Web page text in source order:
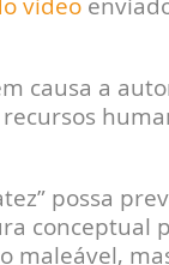
causa a
possa
conceptual
maleável,